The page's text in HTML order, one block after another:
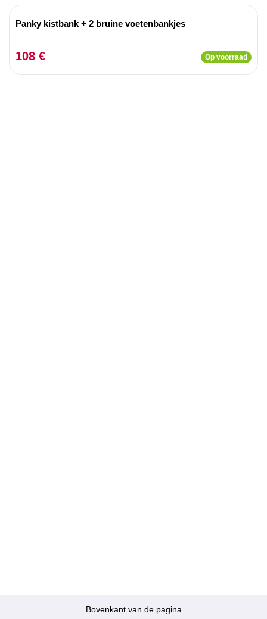
Panky kistbank + 2 bruine voetenbankjes
108 € Op voorraad
Bovenkant van de pagina